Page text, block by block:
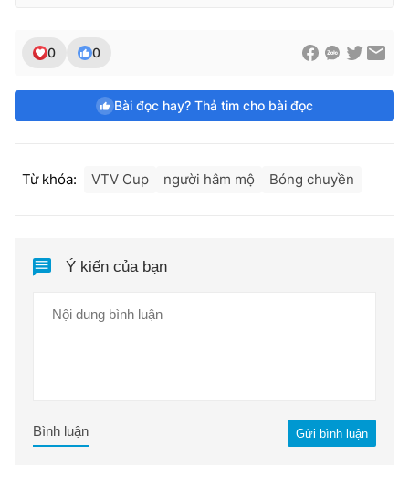
0 0
Bài đọc hay? Thả tim cho bài đọc
Từ khóa: VTV Cup người hâm mộ Bóng chuyền
Ý kiến của bạn
Gửi bình luận
Bình luận